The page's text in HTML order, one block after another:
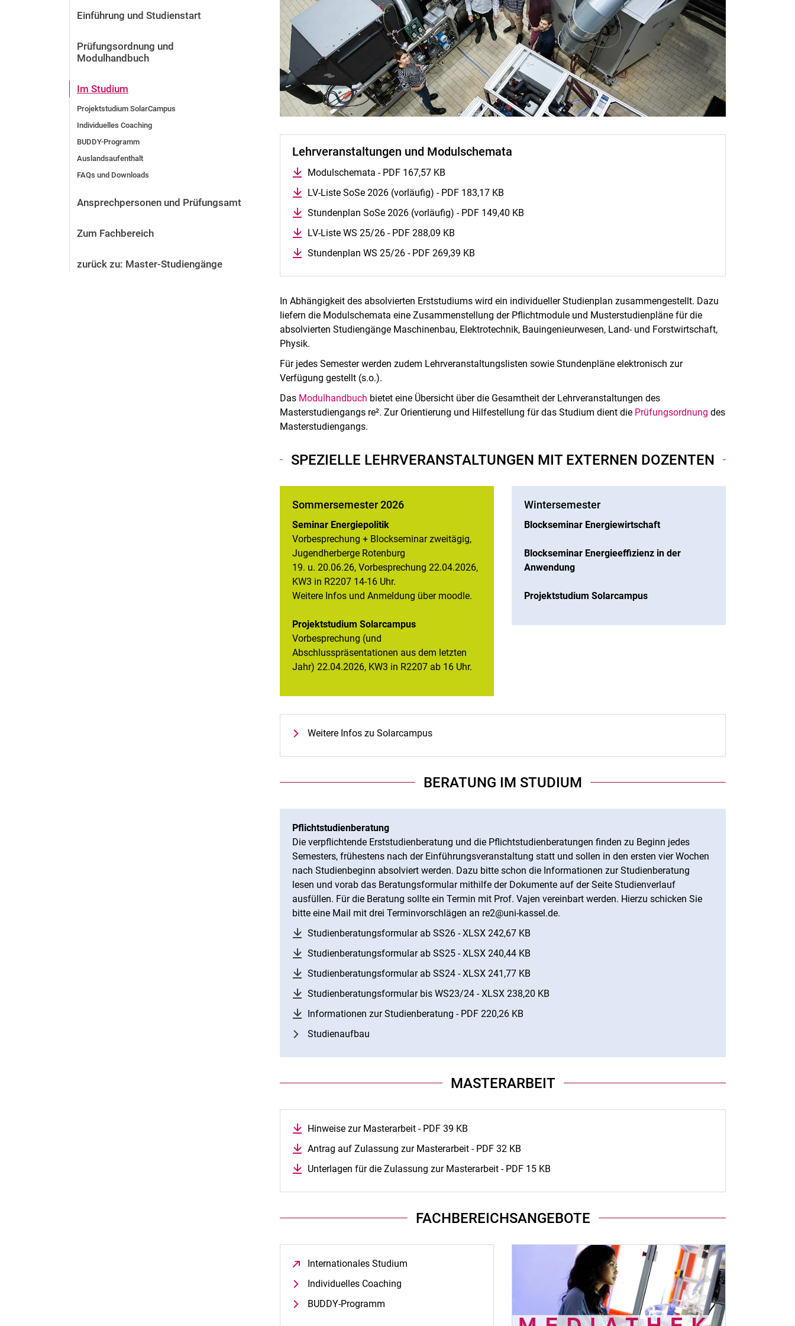
Alum­ni und Freunde
Kontakt und Standorte
Vor der Bewerbung
Nach der Bewerbung
Im Studium
Kontakt und Beratung
Einführung und Studienstart
Prüfungsordnung und
Modulhandbuch
Im Studium
Projektstudium SolarCampus
Individuelles Coaching
BUDDY-Programm
Auslandsaufenthalt
FAQs und Downloads
Ansprechpersonen und Prüfungsamt
Zum Fachbereich
zurück zu: Master-Studiengänge
Lehrveranstaltungen und Modulschemata
Modulschemata - PDF 167,57 KB
LV-Liste SoSe 2026 (vorläufig) - PDF 183,17 KB
Stundenplan SoSe 2026 (vorläufig) - PDF 149,40 KB
LV-Liste WS 25/26 - PDF 288,09 KB
Stundenplan WS 25/26 - PDF 269,39 KB
In Abhängigkeit des absolvierten Erststudiums wird ein individueller Studienplan zusammengestellt. Dazu
liefern die Modulschemata eine Zusammenstellung der Pflichtmodule und Musterstudienpläne für die
absolvierten Studiengänge Maschinenbau, Elektrotechnik, Bauingenieurwesen, Land- und Forstwirtschaft,
Physik.
Für jedes Semester werden zudem Lehrveranstaltungslisten sowie Stundenpläne elektronisch zur
Verfügung gestellt (s.o.).
Das Modulhandbuch bietet eine Übersicht über die Gesamtheit der Lehrveranstaltungen des
Masterstudiengangs re². Zur Orientierung und Hilfestellung für das Studium dient die Prüfungsordnung des
Masterstudiengangs.
SPEZIELLE LEHRVERANSTALTUNGEN MIT EXTERNEN DOZENTEN
Sommersemester 2026
Seminar Energiepolitik
Vorbesprechung + Blockseminar zweitägig,
Jugendherberge Rotenburg
19. u. 20.06.26, Vorbesprechung 22.04.2026,
KW3 in R2207 14-16 Uhr.
Weitere Infos und Anmeldung über moodle.
Projektstudium Solarcampus
Vorbesprechung (und
Abschlusspräsentationen aus dem letzten
Jahr) 22.04.2026, KW3 in R2207 ab 16 Uhr.
Wintersemester
Blockseminar Energiewirtschaft
Blockseminar Energieeffizienz in der
Anwendung
Projektstudium Solarcampus
Weitere Infos zu Solarcampus
BERATUNG IM STUDIUM
Pflichtstudienberatung
Die verpflichtende Erststudienberatung und die Pflichtstudienberatungen finden zu Beginn jedes
Semesters, frühestens nach der Einführungsveranstaltung statt und sollen in den ersten vier Wochen
nach Studienbeginn absolviert werden. Dazu bitte schon die Informationen zur Studienberatung
lesen und vorab das Beratungsformular mithilfe der Dokumente auf der Seite Studienverlauf
ausfüllen. Für die Beratung sollte ein Termin mit Prof. Vajen vereinbart werden. Hierzu schicken Sie
bitte eine Mail mit drei Terminvorschlägen an re2@uni-kassel.de.
Studienberatungsformular ab SS26 - XLSX 242,67 KB
Studienberatungsformular ab SS25 - XLSX 240,44 KB
Studienberatungsformular ab SS24 - XLSX 241,77 KB
Studienberatungsformular bis WS23/24 - XLSX 238,20 KB
Informationen zur Studienberatung - PDF 220,26 KB
Studienaufbau
MASTERARBEIT
Hinweise zur Masterarbeit - PDF 39 KB
Antrag auf Zulassung zur Masterarbeit - PDF 32 KB
Unterlagen für die Zulassung zur Masterarbeit - PDF 15 KB
FACHBEREICHSANGEBOTE
Internationales Studium
Individuelles Coaching
BUDDY-Programm